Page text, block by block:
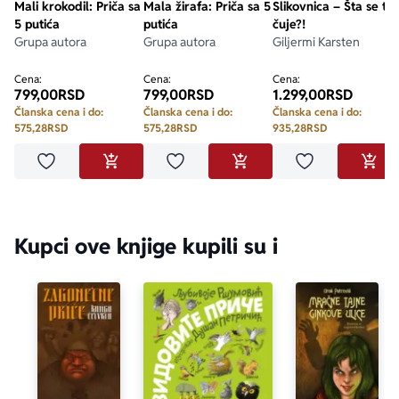
Mali krokodil: Priča sa
5 putića
Grupa autora
Cena:
799,00RSD
Članska cena i do:
575,28RSD
Dodaj u omiljeneDODAJ U KORPU
Mala žirafa: Priča sa 5
putića
Grupa autora
Cena:
799,00RSD
Članska cena i do:
575,28RSD
Dodaj u omiljeneDODAJ U KORPU
Slikovnica – Šta se to
čuje?!
Giljermi Karsten
Cena:
1.299,00RSD
Članska cena i do:
935,28RSD
Dodaj u
Kupci ove knjige kupili su i